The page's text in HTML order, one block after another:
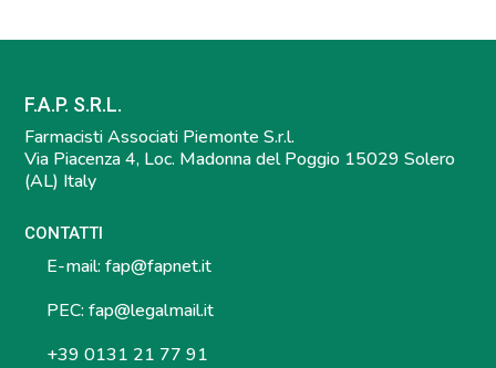
F.A.P. S.R.L.
Farmacisti Associati Piemonte S.r.l.
Via Piacenza 4, Loc. Madonna del Poggio 15029 Solero
(AL) Italy
CONTATTI
E-mail: fap@fapnet.it
PEC: fap@legalmail.it
+39 0131 21 77 91